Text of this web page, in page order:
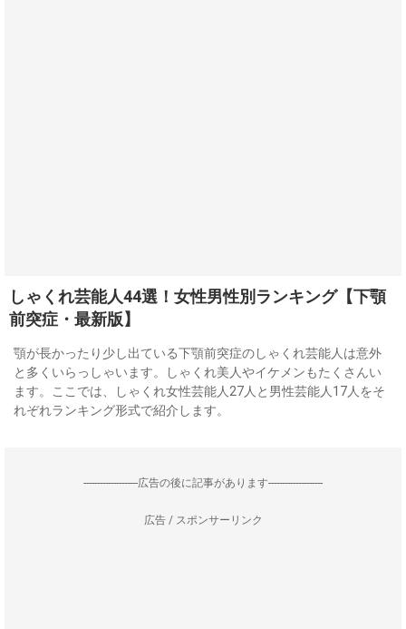
しゃくれ芸能人44選！女性男性別ランキング【下顎
前突症・最新版】
顎が長かったり少し出ている下顎前突症のしゃくれ芸能人は意外
と多くいらっしゃいます。しゃくれ美人やイケメンもたくさんい
ます。ここでは、しゃくれ女性芸能人27人と男性芸能人17人をそ
れぞれランキング形式で紹介します。
--------------------広告の後に記事があります--------------------
広告 / スポンサーリンク